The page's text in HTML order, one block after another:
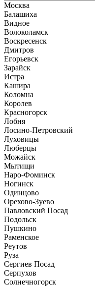
Москва
Балашиха
Видное
Волоколамск
Воскресенск
Дмитров
Егорьевск
Зарайск
Истра
Кашира
Коломна
Королев
Красногорск
Лобня
Лосино-Петровский
Луховицы
Люберцы
Можайск
Мытищи
Наро-Фоминск
Ногинск
Одинцово
Орехово-Зуево
Павловский Посад
Подольск
Пушкино
Раменское
Реутов
Руза
Сергиев Посад
Серпухов
Солнечногорск